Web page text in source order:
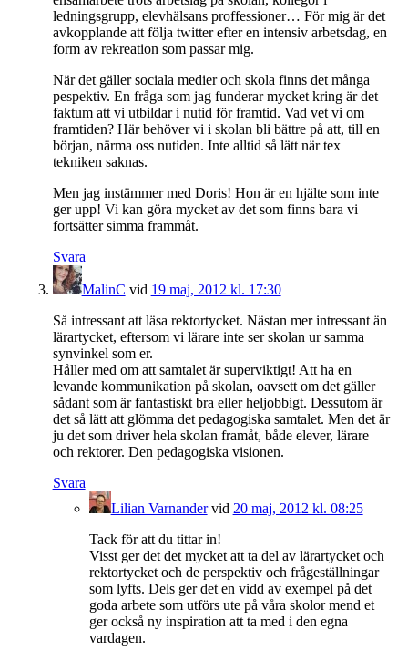
ledningsgrupp, elevhälsans proffessioner… För mig är det
avkopplande att följa twitter efter en intensiv arbetsdag, en
form av rekreation som passar mig.
När det gäller sociala medier och skola finns det många
pespektiv. En fråga som jag funderar mycket kring är det
faktum att vi utbildar i nutid för framtid. Vad vet vi om
framtiden? Här behöver vi i skolan bli bättre på att, till en
början, närma oss nutiden. Inte alltid så lätt när tex
tekniken saknas.
Men jag instämmer med Doris! Hon är en hjälte som inte
ger upp! Vi kan göra mycket av det som finns bara vi
fortsätter simma frammåt.
Svara
MalinC vid 19 maj, 2012 kl. 17:30
Så intressant att läsa rektortycket. Nästan mer intressant än
lärartycket, eftersom vi lärare inte ser skolan ur samma
synvinkel som er.
Håller med om att samtalet är superviktigt! Att ha en
levande kommunikation på skolan, oavsett om det gäller
sådant som är fantastiskt bra eller heljobbigt. Dessutom är
det så lätt att glömma det pedagogiska samtalet. Men det är
ju det som driver hela skolan framåt, både elever, lärare
och rektorer. Den pedagogiska visionen.
Svara
Lilian Varnandervid 20 maj, 2012 kl. 08:25
Tack för att du tittar in!
Visst ger det det mycket att ta del av lärartycket och
rektortycket och de perspektiv och frågeställningar
som lyfts. Dels ger det en vidd av exempel på det
goda arbete som utförs ute på våra skolor mend et
ger också ny inspiration att ta med i den egna
vardagen.